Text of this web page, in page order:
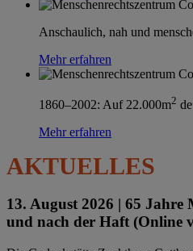
Anschaulich, nah und
Mehr erfahren
1860–2002: Auf 22.000m2
Mehr erfahren
AKTUELLES
13. August 2026 | 65 Jahre
und nach der Haft (Online